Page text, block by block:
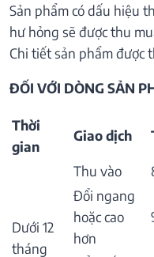
Sản phẩm có dấu hiệu
hư hỏng sẽ được thu
Chi tiết sản phẩm được
ĐỐI VỚI DÒNG SẢN
Thời
gian
Giao dịch
Dưới 12
tháng
Thu vào
Đổi ngang
hoặc cao
hơn